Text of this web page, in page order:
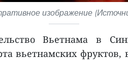
изображение
Вьетнама в
вьетнамских фруктов,